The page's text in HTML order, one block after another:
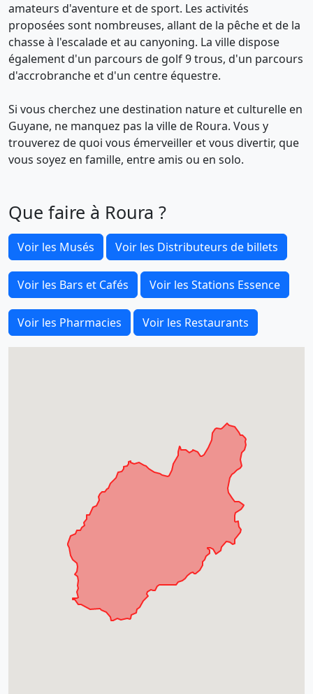
amateurs d'aventure et de sport. Les activités
proposées sont nombreuses, allant de la pêche et de la
chasse à l'escalade et au canyoning. La ville dispose
également d'un parcours de golf 9 trous, d'un parcours
d'accrobranche et d'un centre équestre.
Si vous cherchez une destination nature et culturelle en
Guyane, ne manquez pas la ville de Roura. Vous y
trouverez de quoi vous émerveiller et vous divertir, que
vous soyez en famille, entre amis ou en solo.
Que faire à Roura ?
Voir les Musés Voir les Distributeurs de billets
Voir les Bars et Cafés Voir les Stations Essence
Voir les Pharmacies Voir les Restaurants